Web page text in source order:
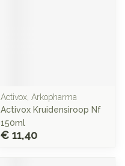
Activox, Arkopharma
Activox Kruidensiroop Nf
150ml
€ 11,40